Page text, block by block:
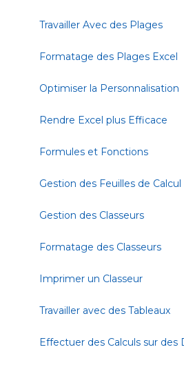
Travailler Avec des Plages
Formatage des Plages Excel
Optimiser la Personnalisation
Rendre Excel plus Efficace
Formules et Fonctions
Gestion des Feuilles de Calcul
Gestion des Classeurs
Formatage des Classeurs
Imprimer un Classeur
Travailler avec des Tableaux
Effectuer des Calculs sur des